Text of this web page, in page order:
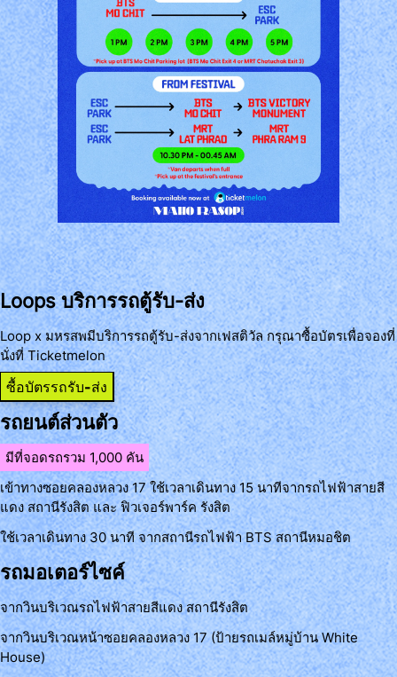
Loops บริการรถตู้รับ-ส่ง
Loop x มหรสพมีบริการรถตู้รับ-ส่งจากเฟสติวัล กรุณาซื้อบัตรเพื่อจองที่
นั่งที่ Ticketmelon
ซื้อบัตรรถรับ-ส่ง
รถยนต์ส่วนตัว
มีที่จอดรถรวม 1,000 คัน
เข้าทางซอยคลองหลวง 17 ใช้เวลาเดินทาง 15 นาทีจากรถไฟฟ้าสายสี
แดง สถานีรังสิต และ ฟิวเจอร์พาร์ค รังสิต
ใช้เวลาเดินทาง 30 นาที จากสถานีรถไฟฟ้า BTS สถานีหมอชิต
รถมอเตอร์ไซค์
จากวินบริเวณรถไฟฟ้าสายสีแดง สถานีรังสิต
จากวินบริเวณหน้าซอยคลองหลวง 17 (ป้ายรถเมล์หมู่บ้าน White
House)